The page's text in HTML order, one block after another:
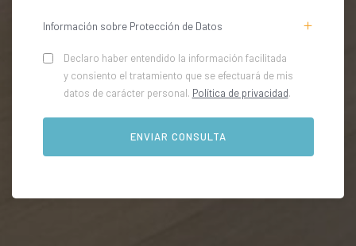
Información sobre Protección de Datos
Declaro haber entendido la información facilitada
y consiento el tratamiento que se efectuará de mis
datos de carácter personal. Política de privacidad.